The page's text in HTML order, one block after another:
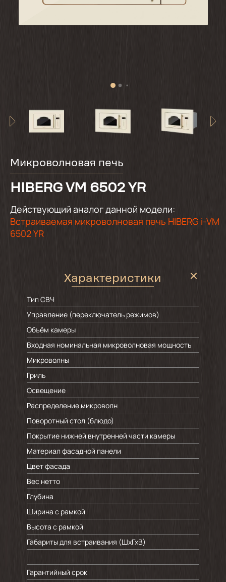
Микроволновая печь
HIBERG VM 6502 YR
Действующий аналог данной модели:
Встраиваемая микроволновая печь HIBERG i-VM
6502 YR
Характеристики
Тип СВЧ
Управление (переключатель режимов)
Объём камеры
Входная номинальная микроволновая мощность
Микроволны
Гриль
Освещение
Распределение микроволн
Поворотный стол (блюдо)
Покрытие нижней внутренней части камеры
Материал фасадной панели
Цвет фасада
Вес нетто
Глубина
Ширина с рамкой
Высота с рамкой
Габариты для встраивания (ШхГхВ)
Гарантийный срок